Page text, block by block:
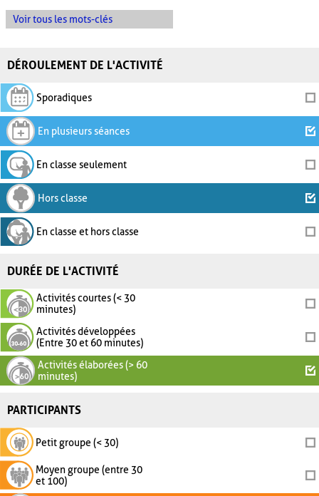
Voir tous les mots-clés
DÉROULEMENT DE L'ACTIVITÉ
Sporadiques
En plusieurs séances
En classe seulement
Hors classe
En classe et hors classe
DURÉE DE L'ACTIVITÉ
Activités courtes (< 30
minutes)
Activités développées
(Entre 30 et 60 minutes)
Activités élaborées (> 60
minutes)
PARTICIPANTS
Petit groupe (< 30)
Moyen groupe (entre 30
et 100)